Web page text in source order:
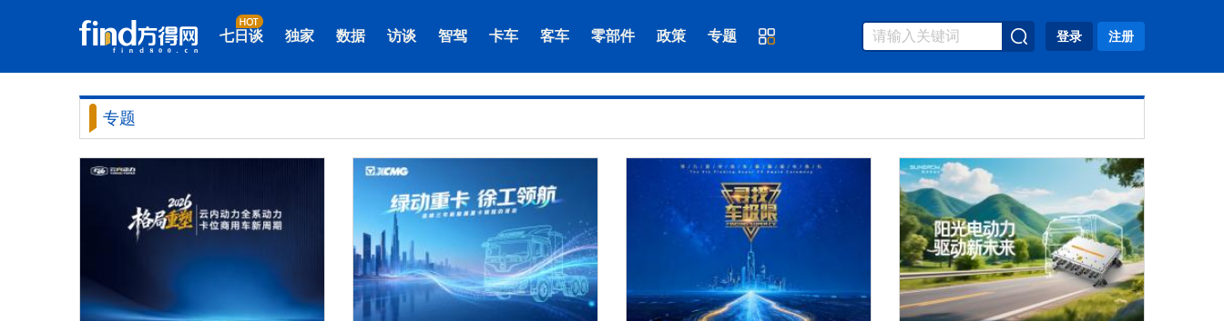
七日谈 独家 数据 访谈 智驾 卡车 客车 零部件 政策 专题 登录 注册
专题